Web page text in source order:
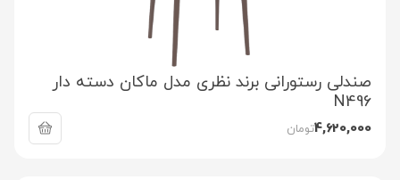
صندلی رستورانی برند نظری مدل ماکان دسته دار
N496
4,620,000تومان